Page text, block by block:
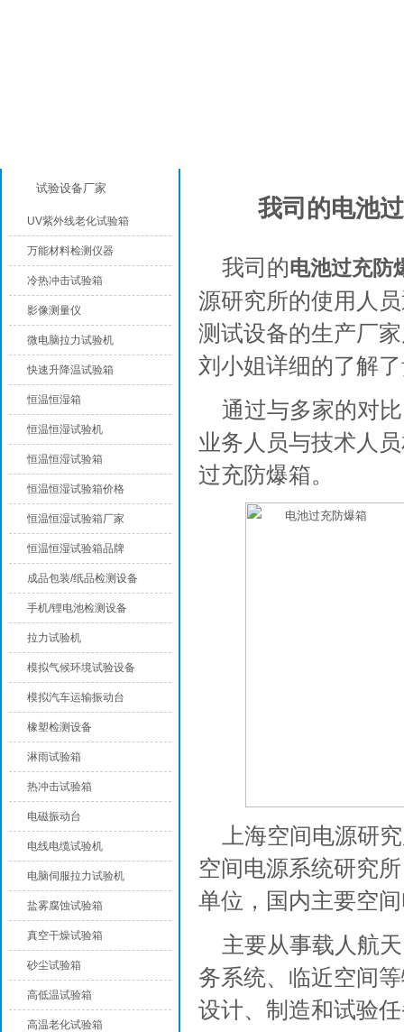
我司的电池
我司的电池过充防
源研究所的使用人
测试设备的生产厂
刘小姐详细的了解
通过与多家的对
业务人员与技术人
过充防爆箱。
上海空间电源研
空间电源系统研究
单位，国内主要空
主要从事载人航
务系统、临近空间
设计、制造和试验
试验设备厂家
UV紫外线老化试验箱
万能材料检测仪器
冷热冲击试验箱
影像测量仪
微电脑拉力试验机
快速升降温试验箱
恒温恒湿箱
恒温恒湿试验机
恒温恒湿试验箱
恒温恒湿试验箱价格
恒温恒湿试验箱厂家
恒温恒湿试验箱品牌
成品包装/纸品检测设备
手机/锂电池检测设备
拉力试验机
模拟气候环境试验设备
模拟汽车运输振动台
橡塑检测设备
淋雨试验箱
热冲击试验箱
电磁振动台
电线电缆试验机
电脑伺服拉力试验机
盐雾腐蚀试验箱
真空干燥试验箱
砂尘试验箱
高低温试验箱
高温老化试验箱